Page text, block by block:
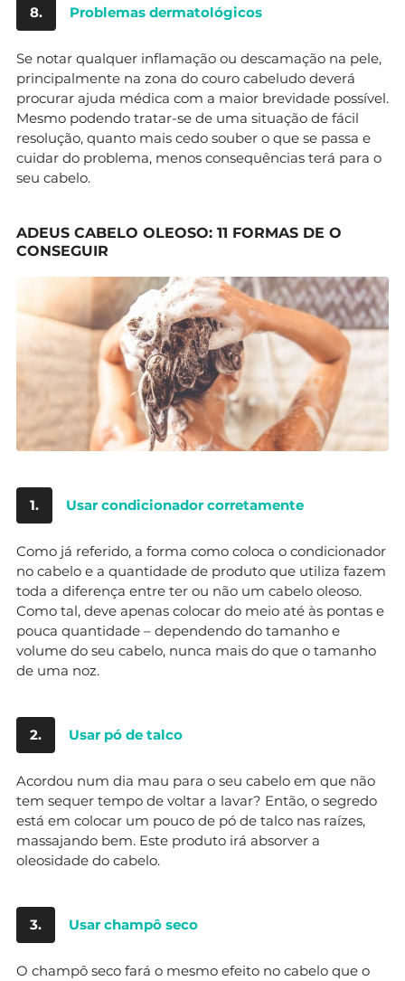
8. Problemas dermatológicos
Se notar qualquer inflamação ou descamação na pele,
principalmente na zona do couro cabeludo deverá
procurar ajuda médica com a maior brevidade possível.
Mesmo podendo tratar-se de uma situação de fácil
resolução, quanto mais cedo souber o que se passa e
cuidar do problema, menos consequências terá para o
seu cabelo.
ADEUS CABELO OLEOSO: 11 FORMAS DE O
CONSEGUIR
1. Usar condicionador corretamente
Como já referido, a forma como coloca o condicionador
no cabelo e a quantidade de produto que utiliza fazem
toda a diferença entre ter ou não um cabelo oleoso.
Como tal, deve apenas colocar do meio até às pontas e
pouca quantidade – dependendo do tamanho e
volume do seu cabelo, nunca mais do que o tamanho
de uma noz.
2. Usar pó de talco
Acordou num dia mau para o seu cabelo em que não
tem sequer tempo de voltar a lavar? Então, o segredo
está em colocar um pouco de pó de talco nas raízes,
massajando bem. Este produto irá absorver a
oleosidade do cabelo.
3. Usar champô seco
O champô seco fará o mesmo efeito no cabelo que o